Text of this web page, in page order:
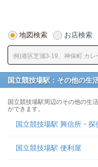
地図検索 お店検索
国立競技場駅：その他の生
国立競技場駅周辺のその他の生
ができます。
国立競技場駅 興信所・探
国立競技場駅 便利屋